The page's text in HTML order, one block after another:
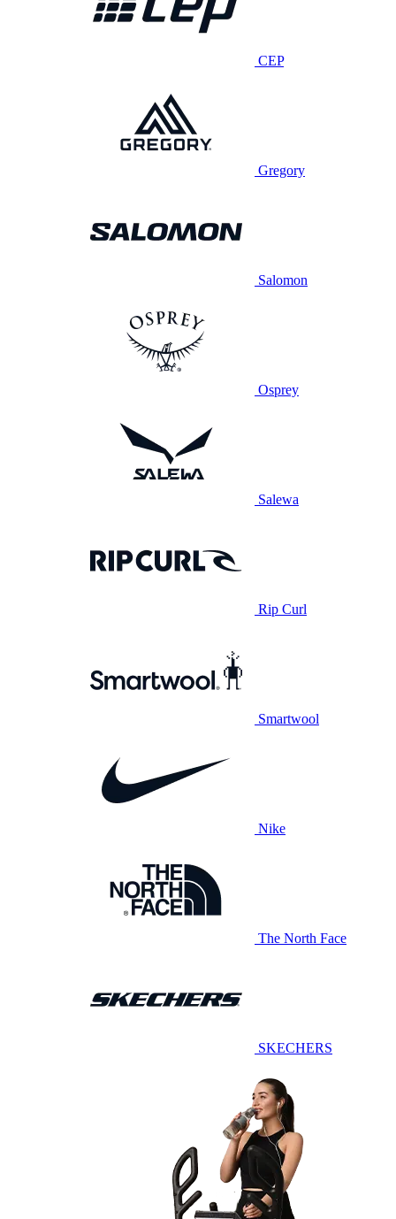
CEP
Gregory
Salomon
Osprey
Salewa
Rip Curl
Smartwool
Nike
The North Face
SKECHERS